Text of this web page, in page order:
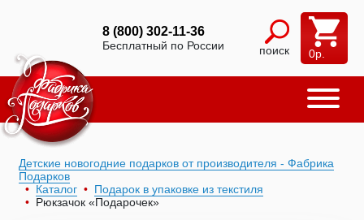
8 (800) 302-11-36
Бесплатный по России поиск 0р.
Детские новогодние подарков от производителя - Фабрика
Подарков
Каталог
Подарок в упаковке из текстиля
Рюкзачок «Подарочек»